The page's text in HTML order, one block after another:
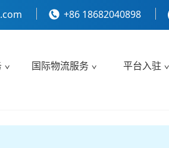
+86 18682040898
国际物流服务 平台入驻